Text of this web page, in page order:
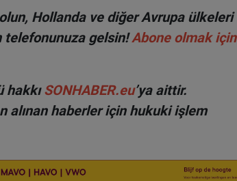
Hollanda ve diğer Avrupa ülkeleri
telefonunuza gelsin!Abone olmak için
hakkıSONHABER.eu’ya aittir.
alınan haberler için hukuki işlem